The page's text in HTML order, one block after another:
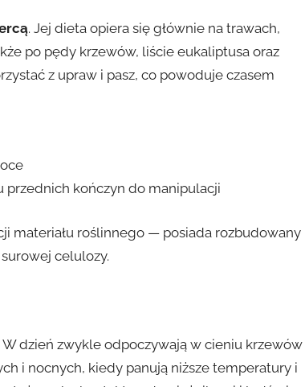
. Jej dieta opiera się głównie na trawach,
po pędy krzewów, liście eukaliptusa oraz
z upraw i pasz, co powoduje czasem
przednich kończyn do manipulacji
materiału roślinnego — posiada rozbudowany
celulozy.
dzień zwykle odpoczywają w cieniu krzewów
i nocnych, kiedy panują niższe temperatury i